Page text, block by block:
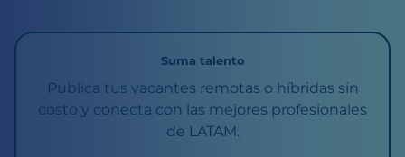
Suma talento
Publica tus vacantes remotas o híbridas sin
costo y conecta con las mejores profesionales
de LATAM.